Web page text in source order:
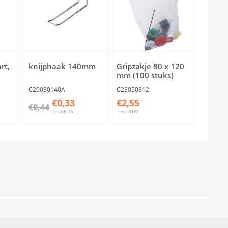
knijphaak 140mm
C20030140A
€0,44 €0,33
excl.BTW
Gripzakje 80 x 120
mm (100 stuks)
C23050812
€2,55
excl.BTW